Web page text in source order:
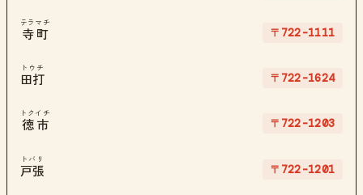
寺町
テラマチ
〒722-1111
田打
トウチ
〒722-1624
徳市
トクイチ
〒722-1203
戸張
トバリ
〒722-1201